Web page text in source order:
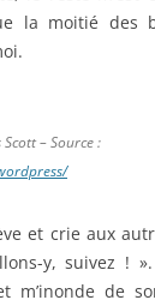
monte
traînée de
et 50 m
Qu’y a-t-il ? La 5
de